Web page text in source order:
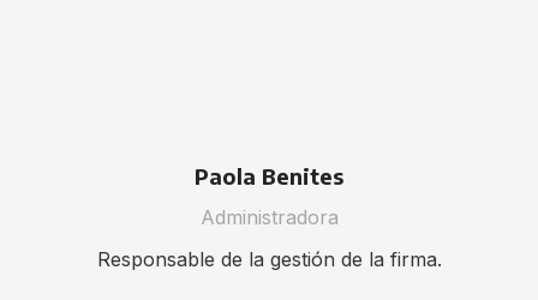
Paola Benites
Administradora
Responsable de la gestión de la firma.